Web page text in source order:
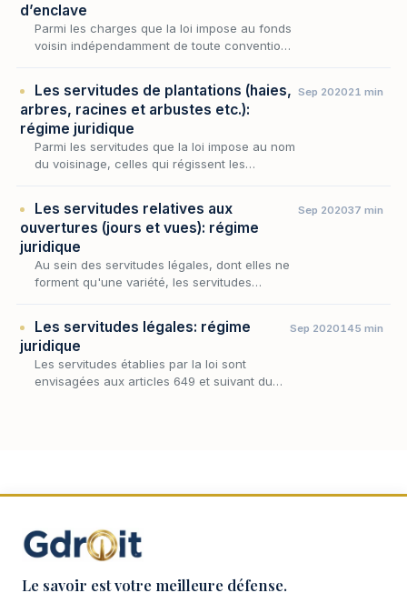
d’enclave
Parmi les charges que la loi impose au fonds
voisin indépendamment de toute convention,
des…
Les servitudes de plantations (haies,
arbres, racines et arbustes etc.):
régime juridique
Parmi les servitudes que la loi impose au nom
du voisinage, celles qui régissent les
autre,…
Sep 202021 min
Les servitudes relatives aux
ouvertures (jours et vues): régime
juridique
Au sein des servitudes légales, dont elles ne
forment qu'une variété, les servitudes
de plu…
Sep 202037 min
Les servitudes légales: régime
juridique
Les servitudes établies par la loi sont
envisagées aux articles 649 et suivant du
Sep 2020145 min
Le savoir est votre meilleure défense.